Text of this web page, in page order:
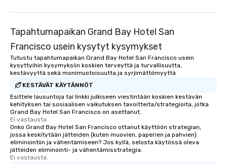
Tapahtumapaikan Grand Bay Hotel San
Francisco usein kysytyt kysymykset
Tutustu tapahtumapaikan Grand Bay Hotel San Francisco usein
kysyttyihin kysymyksiin koskien terveyttä ja turvallisuutta,
kestävyyttä sekä monimuotoisuutta ja syrjimättömyyttä
KESTÄVÄT KÄYTÄNNÖT
Esittele lausuntoja tai linkki julkiseen viestintään koskien kestävän
kehityksen tai sosiaalisen vaikutuksen tavoitteita/strategioita, jotka
Grand Bay Hotel San Francisco on asettanut.
Ei vastausta.
Onko Grand Bay Hotel San Francisco ottanut käyttöön strategian,
jossa keskitytään jätteiden (kuten muovien, paperien ja pahvien)
eliminointiin ja vähentämiseen? Jos kyllä, selosta käytössä oleva
jätteiden eliminointi- ja vähentämisstrategia.
Ei vastausta.